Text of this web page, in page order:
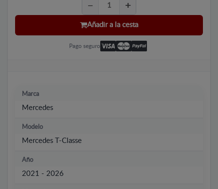
Añadir a la cesta
Pago seguro
Marca
Mercedes
Modelo
Mercedes T-Classe
Año
2021 - 2026